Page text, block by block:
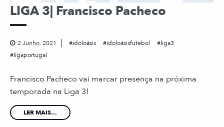
LIGA 3| Francisco Pacheco
2 Junho, 2021 idoloásis idoloásisfutebol
liga3
ligaportugal
Francisco Pacheco vai marcar presença na próxima
temporada na Liga 3!
LER MAIS...